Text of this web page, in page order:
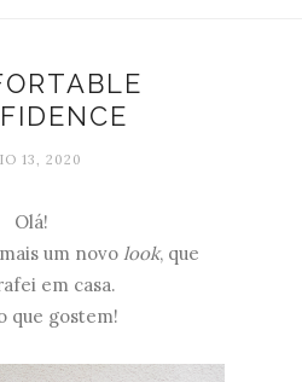
13, 2020
Olá!
um novo look, que
em casa.
que gostem!